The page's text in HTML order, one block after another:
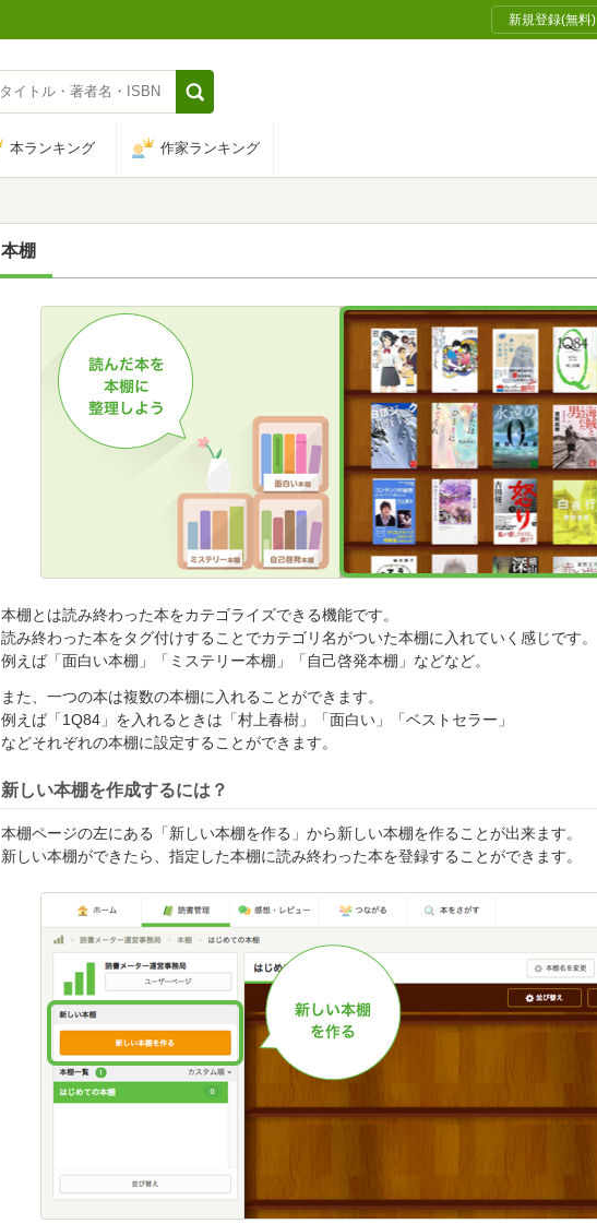
新規登録(無料)
本ランキング 作家ランキング
本棚
本棚とは読み終わった本をカテゴライズできる機能です。
読み終わった本をタグ付けすることでカテゴリ名がついた本棚に入れていく感じです。
例えば「面白い本棚」「ミステリー本棚」「自己啓発本棚」などなど。
また、一つの本は複数の本棚に入れることができます。
例えば「1Q84」を入れるときは「村上春樹」「面白い」「ベストセラー」
などそれぞれの本棚に設定することができます。
新しい本棚を作成するには？
本棚ページの左にある「新しい本棚を作る」から新しい本棚を作ることが出来ます。
新しい本棚ができたら、指定した本棚に読み終わった本を登録することができます。